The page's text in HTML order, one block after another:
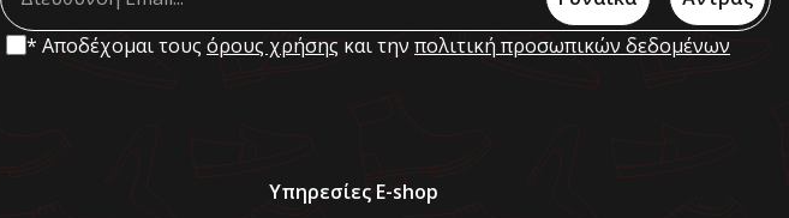
* Αποδέχομαι τους όρους χρήσης και την πολιτική προσωπικών δεδομένων
Υπηρεσίες E-shop